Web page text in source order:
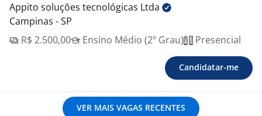
Appito soluções tecnológicas Ltda
Campinas - SP
R$ 2.500,00
Ensino Médio (2º Grau) Presencial
Candidatar-me
VER MAIS VAGAS RECENTES